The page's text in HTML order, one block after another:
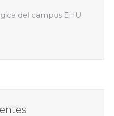
del campus EHU